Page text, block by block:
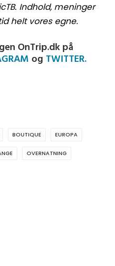
Indhold, meninger
helt vores egne.
OnTrip.dk på
og TWITTER.
BOUTIQUE EUROPA
OVERNATNING